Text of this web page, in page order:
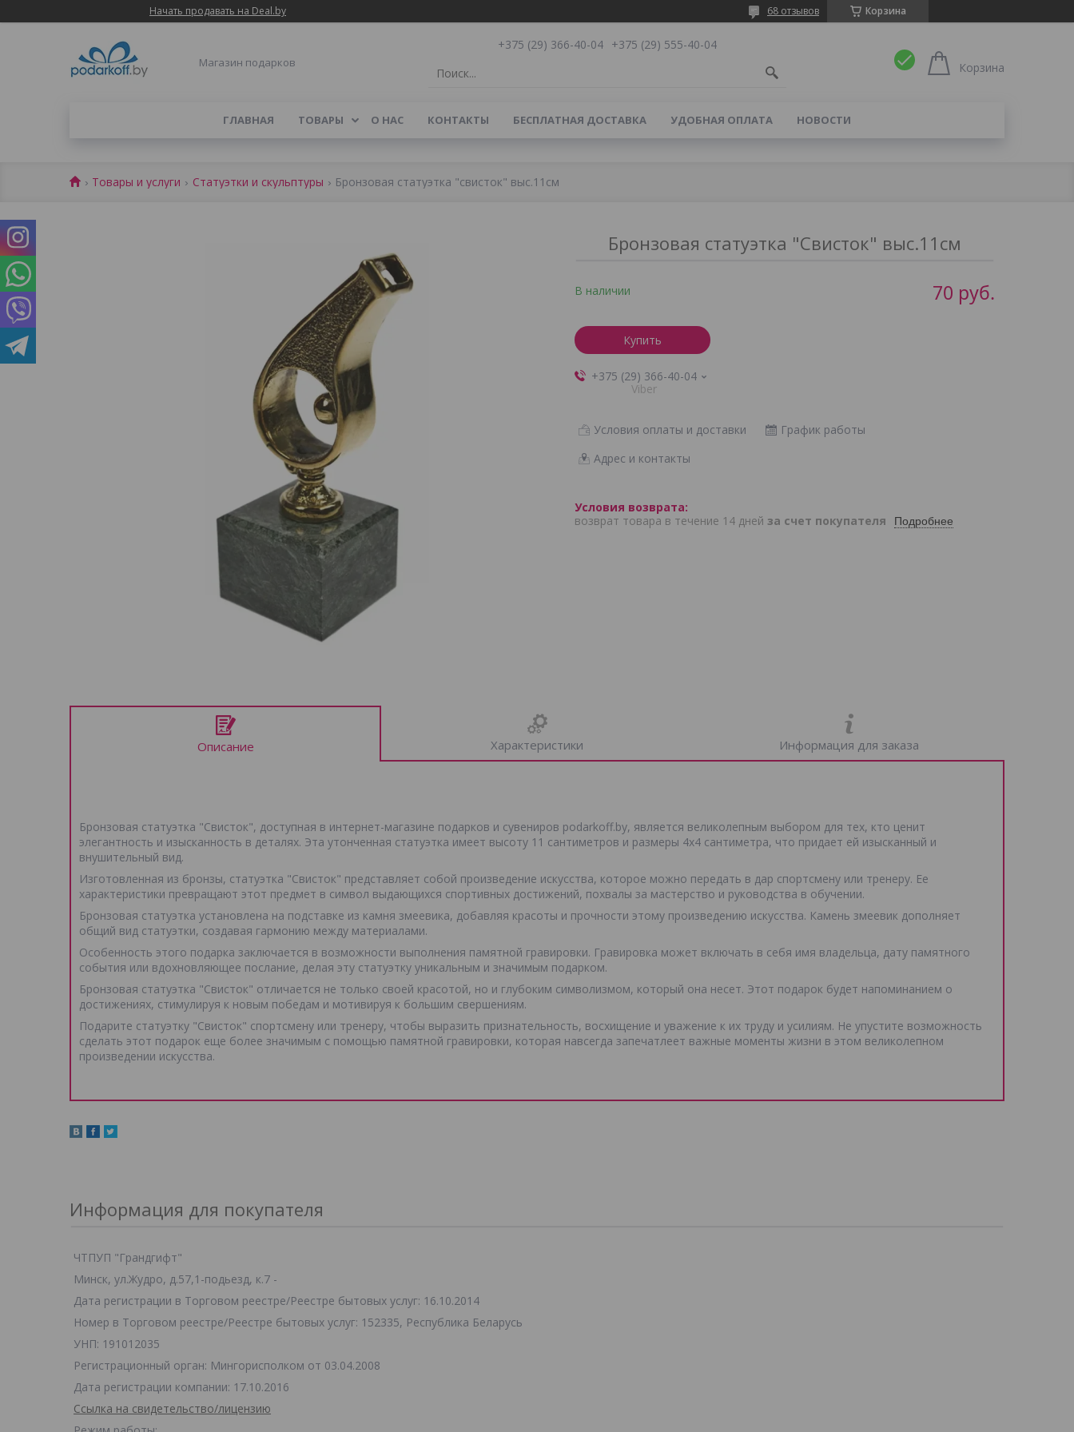
Начать продавать на Deal.by Корзина
68 отзывов
Магазин подарков
+375 (29) 366-40-04 +375 (29) 555-40-04
Корзина
ГЛАВНАЯ ТОВАРЫ О НАС КОНТАКТЫ БЕСПЛАТНАЯ ДОСТАВКА УДОБНАЯ ОПЛАТА НОВОСТИ
Товары и услуги Статуэтки и скульптуры Бронзовая статуэтка "свисток" выс.11см
Бронзовая статуэтка "Свисток" выс.11см
В наличии 70 руб.
Купить
+375 (29) 366-40-04
Viber
Условия оплаты и доставки
График работы
Адрес и контакты
возврат товара в течение 14 дней за счет покупателя Подробнее
Описание Характеристики Информация для заказа
Бронзовая статуэтка "Свисток", доступная в интернет-магазине подарков и сувениров podarkoff.by, является великолепным выбором для тех, кто ценит
элегантность и изысканность в деталях. Эта утонченная статуэтка имеет высоту 11 сантиметров и размеры 4х4 сантиметра, что придает ей изысканный и
внушительный вид.
Изготовленная из бронзы, статуэтка "Свисток" представляет собой произведение искусства, которое можно передать в дар спортсмену или тренеру. Ее
характеристики превращают этот предмет в символ выдающихся спортивных достижений, похвалы за мастерство и руководства в обучении.
Бронзовая статуэтка установлена на подставке из камня змеевика, добавляя красоты и прочности этому произведению искусства. Камень змеевик дополняет
общий вид статуэтки, создавая гармонию между материалами.
Особенность этого подарка заключается в возможности выполнения памятной гравировки. Гравировка может включать в себя имя владельца, дату памятного
события или вдохновляющее послание, делая эту статуэтку уникальным и значимым подарком.
Бронзовая статуэтка "Свисток" отличается не только своей красотой, но и глубоким символизмом, который она несет. Этот подарок будет напоминанием о
достижениях, стимулируя к новым победам и мотивируя к большим свершениям.
Подарите статуэтку "Свисток" спортсмену или тренеру, чтобы выразить признательность, восхищение и уважение к их труду и усилиям. Не упустите возможность
сделать этот подарок еще более значимым с помощью памятной гравировки, которая навсегда запечатлеет важные моменты жизни в этом великолепном
произведении искусства.
Информация для покупателя
ЧТПУП "Грандгифт"
Минск, ул.Жудро, д.57,1-подьезд, к.7 -
Дата регистрации в Торговом реестре/Реестре бытовых услуг: 16.10.2014
Номер в Торговом реестре/Реестре бытовых услуг: 152335, Республика Беларусь
УНП: 191012035
Регистрационный орган: Мингорисполком от 03.04.2008
Дата регистрации компании: 17.10.2016
Ссылка на свидетельство/лицензию